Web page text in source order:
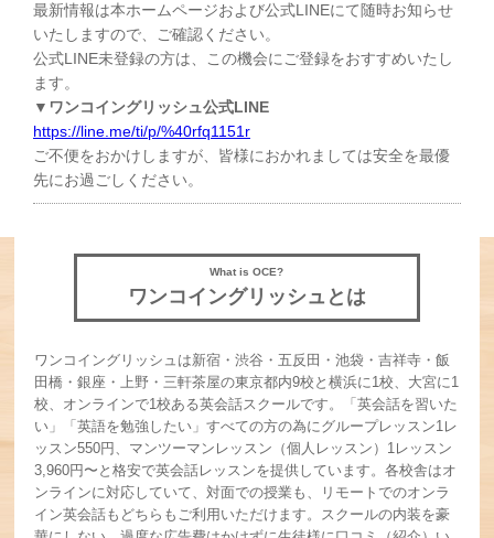
最新情報は本ホームページおよび公式LINEにて随時お知らせ
いたしますので、ご確認ください。
公式LINE未登録の方は、この機会にご登録をおすすめいたし
ます。
▼ワンコイングリッシュ公式LINE
https://line.me/ti/p/%40rfq1151r
ご不便をおかけしますが、皆様におかれましては安全を最優
先にお過ごしください。
What is OCE?
ワンコイングリッシュとは
ワンコイングリッシュは新宿・渋谷・五反田・池袋・吉祥寺・飯
田橋・銀座・上野・三軒茶屋の東京都内9校と横浜に1校、大宮に1
校、オンラインで1校ある英会話スクールです。「英会話を習いた
い」「英語を勉強したい」すべての方の為にグループレッスン1レ
ッスン550円、マンツーマンレッスン（個人レッスン）1レッスン
3,960円〜と格安で英会話レッスンを提供しています。各校舎はオ
ンラインに対応していて、対面での授業も、リモートでのオンラ
イン英会話もどちらもご利用いただけます。スクールの内装を豪